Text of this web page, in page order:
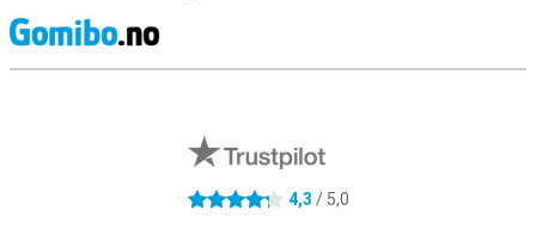
4.3 stjerner 4,3 / 5,0